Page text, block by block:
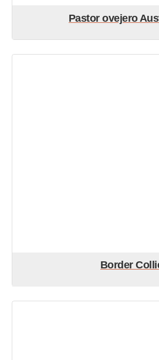
Pastor ovejero
Border